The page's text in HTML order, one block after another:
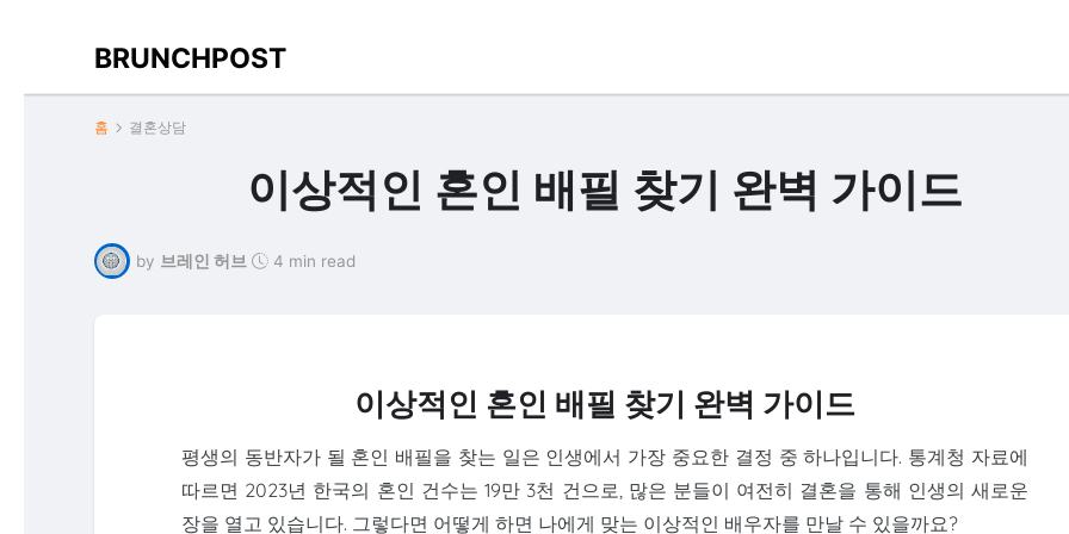
BRUNCHPOST
홈 결혼상담
이상적인 혼인 배필 찾기 완벽 가이드
by 브레인 허브 4 min read
이상적인 혼인 배필 찾기 완벽 가이드
평생의 동반자가 될 혼인 배필을 찾는 일은 인생에서 가장 중요한 결정 중 하나입니다. 통계청 자료에
따르면 2023년 한국의 혼인 건수는 19만 3천 건으로, 많은 분들이 여전히 결혼을 통해 인생의 새로운
장을 열고 있습니다. 그렇다면 어떻게 하면 나에게 맞는 이상적인 배우자를 만날 수 있을까요?